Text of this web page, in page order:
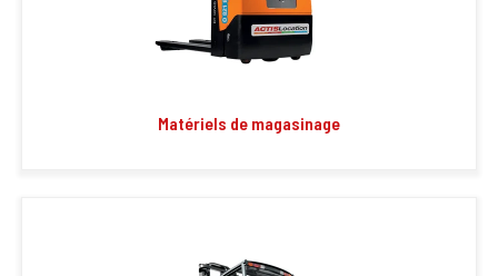
Matériels de magasinage